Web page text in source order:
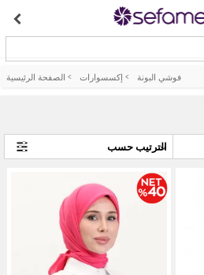
الصفحة الرئيسية > إكسسوارات > فوشي البونة